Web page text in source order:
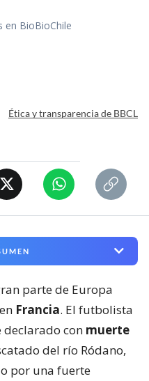
en BioBioChile
Ética y transparencia de BBCL
parte de Europa
Francia. El futbolista
declarado con muerte
del río Ródano,
por una fuerte